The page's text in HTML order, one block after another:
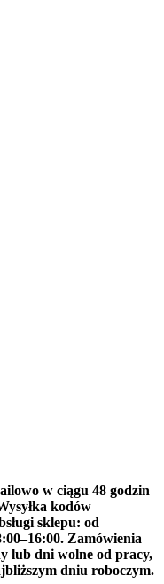
w ciągu 48 godzin
kodów
sklepu: od
Zamówienia
lub dni wolne od pracy,
dniu roboczym.